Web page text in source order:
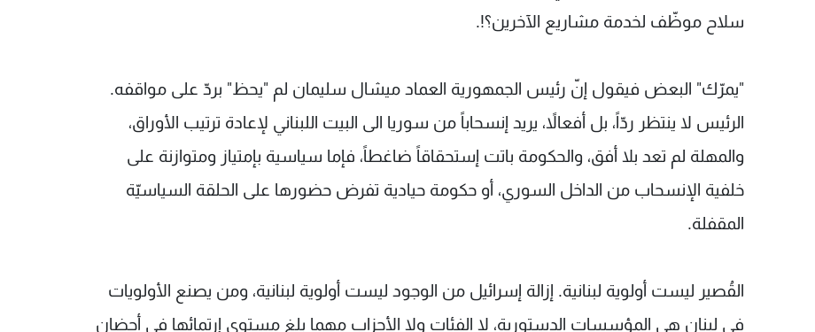
سلاح موظّف لخدمة مشاريع الآخرين؟!.
"يمرّك" البعض فيقول إنّ رئيس الجمهورية العماد ميشال سليمان لم "يحظ" بردّ على مواقفه.
الرئيس لا ينتظر ردّاً، بل أفعالاً، يريد إنسحاباً من سوريا الى البيت اللبناني لإعادة ترتيب الأوراق،
والمهلة لم تعد بلا أفق، والحكومة باتت إستحقاقاً ضاغطاً، فإما سياسية بإمتياز ومتوازنة على
خلفية الإنسحاب من الداخل السوري، أو حكومة حيادية تفرض حضورها على الحلقة السياسيّة
المقفلة.
القُصير ليست أولوية لبنانية. إزالة إسرائيل من الوجود ليست أولوية لبنانية، ومن يصنع الأولويات
في لبنان هي المؤسسات الدستورية، لا الفئات ولا الأحزاب مهما بلغ مستوى إرتمائها في أحضان